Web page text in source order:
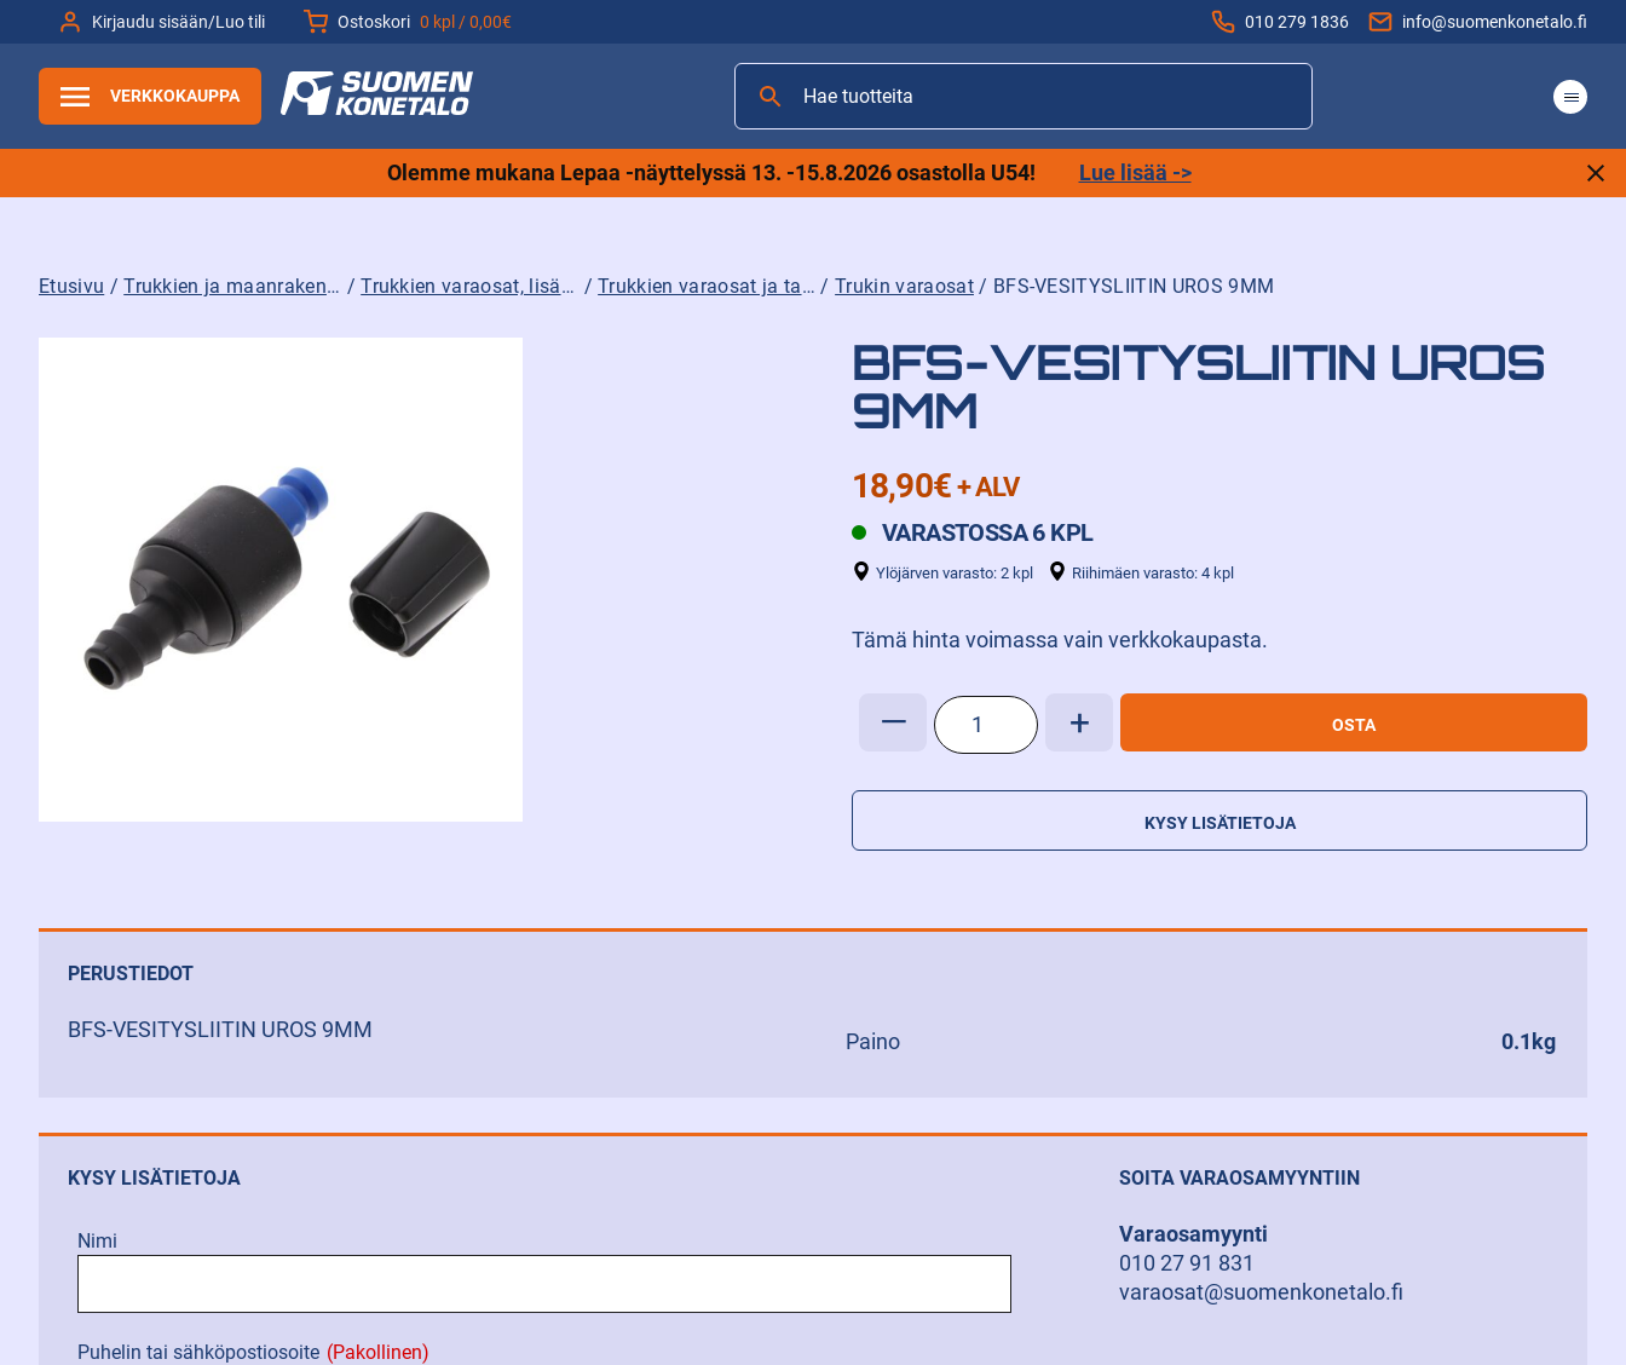
Kirjaudu sisään/Luo tili Ostoskori 0 kpl /0,00€ 010 279 1836 info@suomenkonetalo.fi
VERKKOKAUPPA
Hae
tuotteita
Olemme mukana Lepaa -näyttelyssä 13. -15.8.2026 osastolla U54! Lue lisää ->
Etusivu / Trukkien ja maanrakennuskoneiden tarvikkeet sekä varaosat ja lisävarusteet / Trukkien varaosat, lisävarusteet ja tarvikkeet / Trukkien varaosat ja tarvikkeet /Trukin varaosat/ BFS-VESITYSLIITIN UROS 9MM
BFS-VESITYSLIITIN UROS
9MM
18,90€+ ALV
VARASTOSSA 6 KPL
Ylöjärven varasto: 2 kpl Riihimäen varasto: 4 kpl
Tämä hinta voimassa vain verkkokaupasta.
—
BFS-
VESITYSLIITIN
9MM
+ OSTA
KYSY LISÄTIETOJA
PERUSTIEDOT
BFS-VESITYSLIITIN UROS 9MM Paino 0.1kg
KYSY LISÄTIETOJA
Nimi
Puhelin tai sähköpostiosoite (Pakollinen)
SOITA VARAOSAMYYNTIIN
Varaosamyynti
010 27 91 831
varaosat@suomenkonetalo.fi